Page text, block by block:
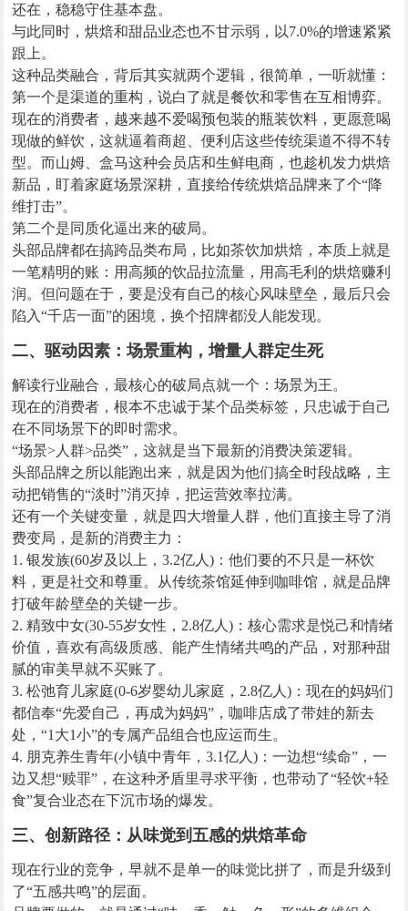
还在，稳稳守住基本盘。
与此同时，烘焙和甜品业态也不甘示弱，以7.0%的增速紧紧
跟上。
这种品类融合，背后其实就两个逻辑，很简单，一听就懂：
第一个是渠道的重构，说白了就是餐饮和零售在互相博弈。
现在的消费者，越来越不爱喝预包装的瓶装饮料，更愿意喝
现做的鲜饮，这就逼着商超、便利店这些传统渠道不得不转
型。而山姆、盒马这种会员店和生鲜电商，也趁机发力烘焙
新品，盯着家庭场景深耕，直接给传统烘焙品牌来了个“降
维打击”。
第二个是同质化逼出来的破局。
头部品牌都在搞跨品类布局，比如茶饮加烘焙，本质上就是
一笔精明的账：用高频的饮品拉流量，用高毛利的烘焙赚利
润。但问题在于，要是没有自己的核心风味壁垒，最后只会
陷入“千店一面”的困境，换个招牌都没人能发现。
二、驱动因素：场景重构，增量人群定生死
解读行业融合，最核心的破局点就一个：场景为王。
现在的消费者，根本不忠诚于某个品类标签，只忠诚于自己
在不同场景下的即时需求。
“场景>人群>品类”，这就是当下最新的消费决策逻辑。
头部品牌之所以能跑出来，就是因为他们搞全时段战略，主
动把销售的“淡时”消灭掉，把运营效率拉满。
还有一个关键变量，就是四大增量人群，他们直接主导了消
费变局，是新的消费主力：
1. 银发族(60岁及以上，3.2亿人)：他们要的不只是一杯饮
料，更是社交和尊重。从传统茶馆延伸到咖啡馆，就是品牌
打破年龄壁垒的关键一步。
2. 精致中女(30-55岁女性，2.8亿人)：核心需求是悦己和情绪
价值，喜欢有高级质感、能产生情绪共鸣的产品，对那种甜
腻的审美早就不买账了。
3. 松弛育儿家庭(0-6岁婴幼儿家庭，2.8亿人)：现在的妈妈们
都信奉“先爱自己，再成为妈妈”，咖啡店成了带娃的新去
处，“1大1小”的专属产品组合也应运而生。
4. 朋克养生青年(小镇中青年，3.1亿人)：一边想“续命”，一
边又想“赎罪”，在这种矛盾里寻求平衡，也带动了“轻饮+轻
食”复合业态在下沉市场的爆发。
三、创新路径：从味觉到五感的烘焙革命
现在行业的竞争，早就不是单一的味觉比拼了，而是升级到
了“五感共鸣”的层面。